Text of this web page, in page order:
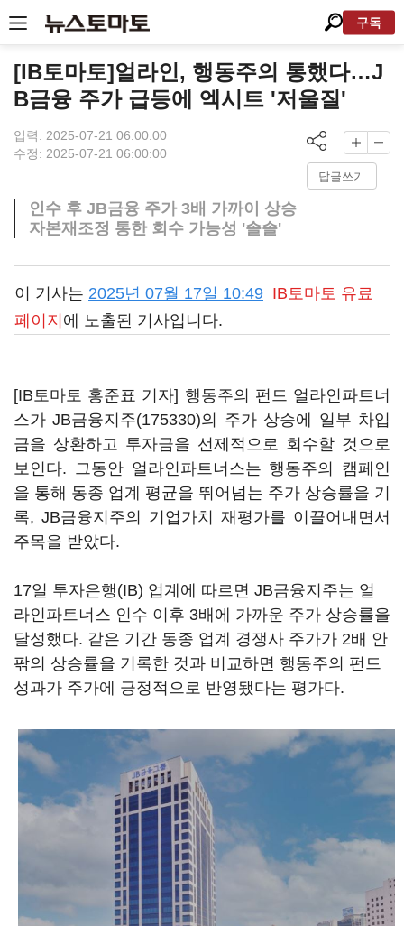
구독
[IB토마토]얼라인, 행동주의 통했다…J
B금융 주가 급등에 엑시트 '저울질'
입력: 2025-07-21 06:00:00
수정: 2025-07-21 06:00:00
답글쓰기
인수 후 JB금융 주가 3배 가까이 상승
자본재조정 통한 회수 가능성 '솔솔'
이 기사는 2025년 07월 17일 10:49 IB토마토 유료
페이지 에 노출된 기사입니다.
[IB토마토 홍준표 기자] 행동주의 펀드 얼라인파트너
스가JB금융지주(175330)의 주가 상승에 일부 차입
금을 상환하고 투자금을 선제적으로 회수할 것으로
보인다. 그동안 얼라인파트너스는 행동주의 캠페인
을 통해 동종 업계 평균을 뛰어넘는 주가 상승률을 기
록, JB금융지주의 기업가치 재평가를 이끌어내면서
주목을 받았다.
17일 투자은행(IB) 업계에 따르면 JB금융지주는 얼
라인파트너스 인수 이후 3배에 가까운 주가 상승률을
달성했다. 같은 기간 동종 업계 경쟁사 주가가 2배 안
팎의 상승률을 기록한 것과 비교하면 행동주의 펀드
성과가 주가에 긍정적으로 반영됐다는 평가다.